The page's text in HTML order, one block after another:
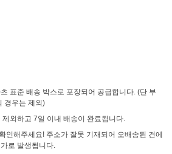
표준 배송 박스로 포장되어 공급합니다. (단 부
경우는 제외)
외하고 7일 이내 배송이 완료됩니다.
인해주세요! 주소가 잘못 기재되어 오배송된 건에
로 발생됩니다.